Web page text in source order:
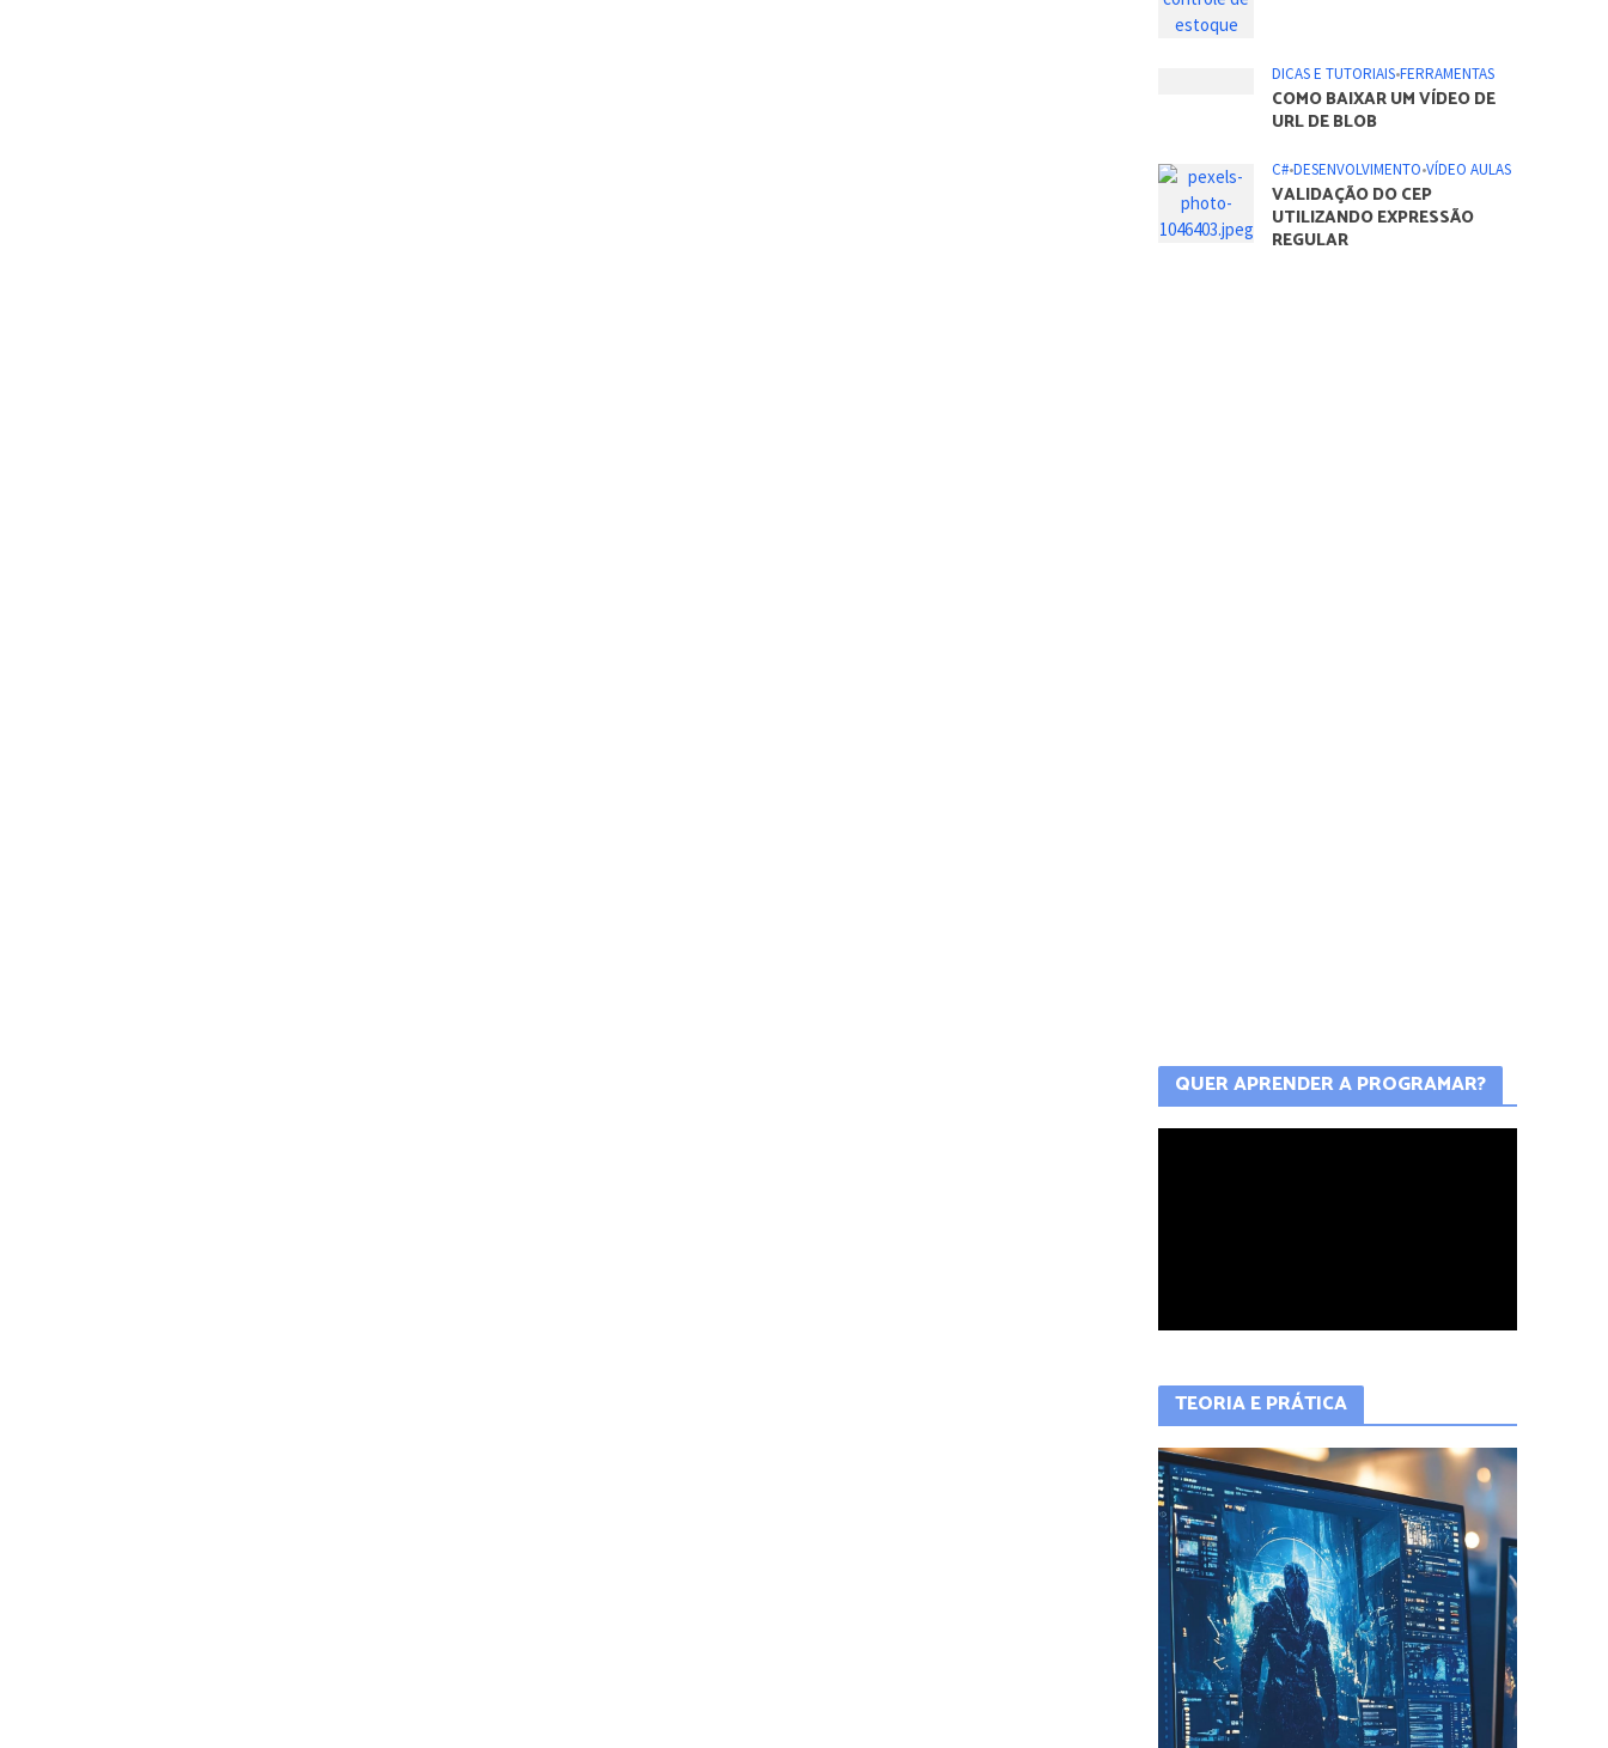
DICAS E TUTORIAIS•FERRAMENTAS
COMO BAIXAR UM VÍDEO DE
URL DE BLOB
C#•DESENVOLVIMENTO•VÍDEO AULAS
VALIDAÇÃO DO CEP
UTILIZANDO EXPRESSÃO
REGULAR
QUER APRENDER A PROGRAMAR?
TEORIA E PRÁTICA